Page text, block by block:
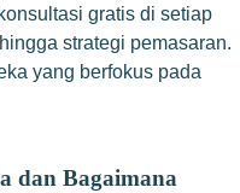
gratis di setiap
strategi pemasaran.
yang berfokus pada
dan Bagaimana